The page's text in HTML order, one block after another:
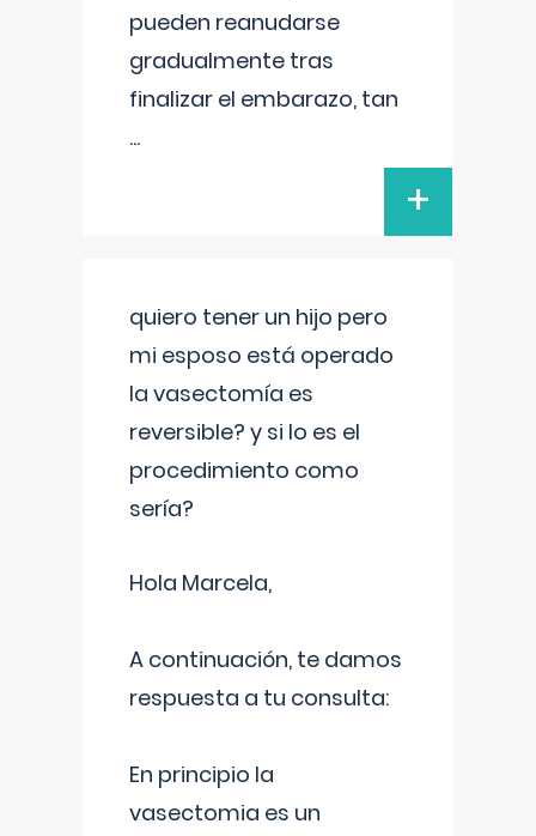
pueden reanudarse
gradualmente tras
finalizar el embarazo, tan
...
+
quiero tener un hijo pero
mi esposo está operado
la vasectomía es
reversible? y si lo es el
procedimiento como
sería?
Hola Marcela,
A continuación, te damos
respuesta a tu consulta:
En principio la
vasectomia es un